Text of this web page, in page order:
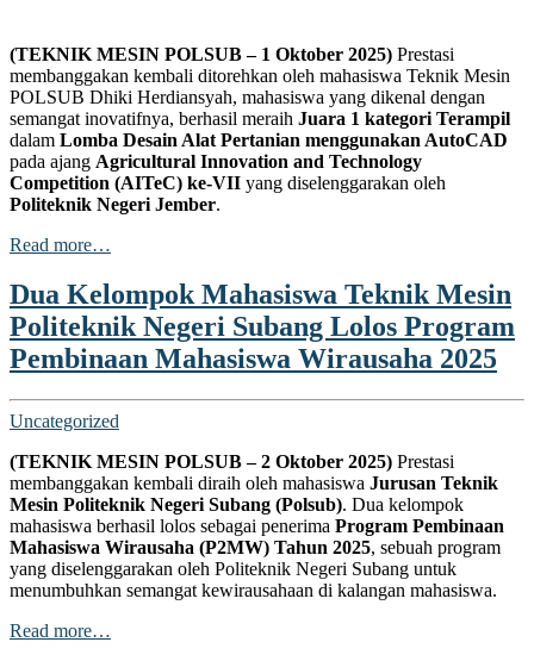
panel
panel
panel
panel
panel
panel
panel
panel
panel
panel
(TEKNIK MESIN POLSUB – 1 Oktober 2025) Prestasi
membanggakan kembali ditorehkan oleh mahasiswa Teknik Mesin
POLSUB Dhiki Herdiansyah, mahasiswa yang dikenal dengan
semangat inovatifnya, berhasil meraih Juara 1 kategori Terampil
dalam Lomba Desain Alat Pertanian menggunakan AutoCAD
pada ajang Agricultural Innovation and Technology
Competition (AITeC) ke-VII yang diselenggarakan oleh
Politeknik Negeri Jember.
Read more…
Dua Kelompok Mahasiswa Teknik Mesin
Politeknik Negeri Subang Lolos Program
Pembinaan Mahasiswa Wirausaha 2025
Uncategorized
(TEKNIK MESIN POLSUB – 2 Oktober 2025) Prestasi
membanggakan kembali diraih oleh mahasiswa Jurusan Teknik
Mesin Politeknik Negeri Subang (Polsub). Dua kelompok
mahasiswa berhasil lolos sebagai penerima Program Pembinaan
Mahasiswa Wirausaha (P2MW) Tahun 2025, sebuah program
yang diselenggarakan oleh Politeknik Negeri Subang untuk
menumbuhkan semangat kewirausahaan di kalangan mahasiswa.
Read more…